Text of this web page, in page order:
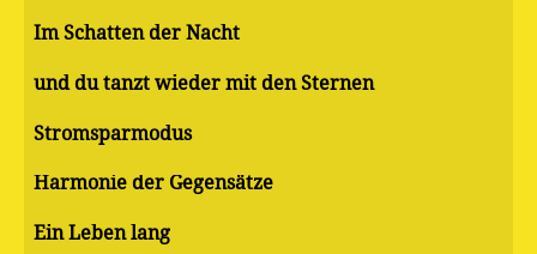
Im Schatten der Nacht
und du tanzt wieder mit den Sternen
Stromsparmodus
Harmonie der Gegensätze
Ein Leben lang